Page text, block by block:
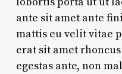
ante sit amet ante
mattis eu velit vitae
erat sit amet
egestas ante, non